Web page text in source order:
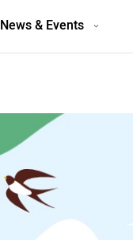
News & Events